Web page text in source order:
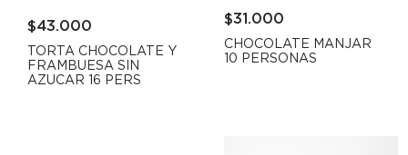
$43.000
TORTA CHOCOLATE Y
FRAMBUESA SIN
AZUCAR 16 PERS
$31.000
CHOCOLATE MANJAR
10 PERSONAS